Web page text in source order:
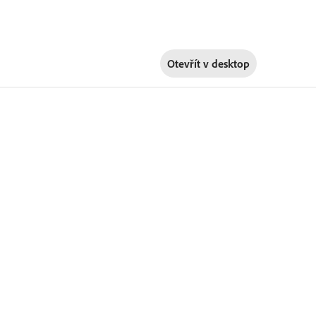
Otevřít v desktop